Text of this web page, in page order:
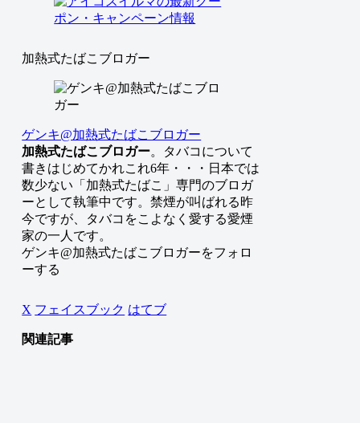
加熱式たばこブロガー
ゲンキ@加熱式たばこブロガー
加熱式たばこブロガー。タバコについて
書きはじめてかれこれ6年・・・日本では
数少ない「加熱式たばこ」専門のブロガ
ーとして執筆中です。禁煙が叫ばれる昨
今ですが、タバコをこよなく愛する愛煙
家の一人です。
ゲンキ@加熱式たばこブロガーをフォロ
ーする
X フェイスブック はてブ
関連記事